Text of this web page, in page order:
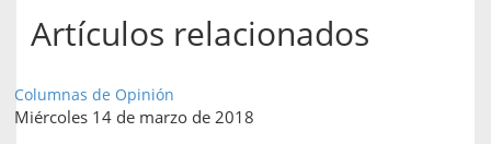
Artículos relacionados
Columnas de Opinión
Miércoles 14 de marzo de 2018